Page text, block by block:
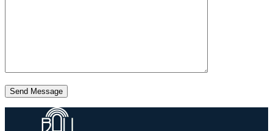
Send Message